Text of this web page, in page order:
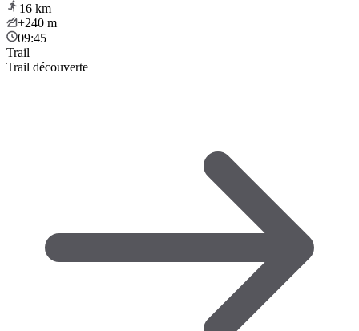
16 km
+240 m
09:45
Trail
Trail découverte